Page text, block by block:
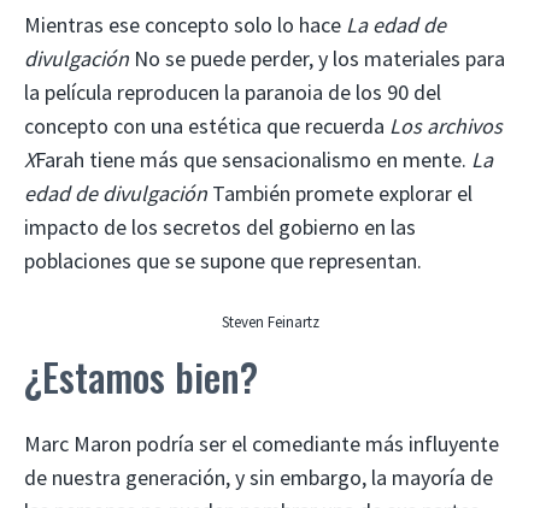
Mientras ese concepto solo lo hace La edad de
divulgación No se puede perder, y los materiales para
la película reproducen la paranoia de los 90 del
concepto con una estética que recuerda Los archivos
XFarah tiene más que sensacionalismo en mente. La
edad de divulgación También promete explorar el
impacto de los secretos del gobierno en las
poblaciones que se supone que representan.
Steven Feinartz
¿Estamos bien?
Marc Maron podría ser el comediante más influyente
de nuestra generación, y sin embargo, la mayoría de